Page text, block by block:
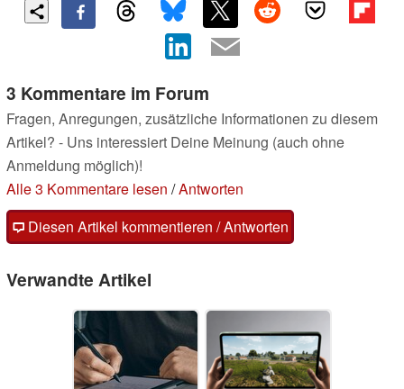
3 Kommentare im Forum
Fragen, Anregungen, zusätzliche Informationen zu diesem
Artikel? - Uns interessiert Deine Meinung (auch ohne
Anmeldung möglich)!
Alle 3 Kommentare lesen /Antworten
Diesen Artikel kommentieren / Antworten
Verwandte Artikel